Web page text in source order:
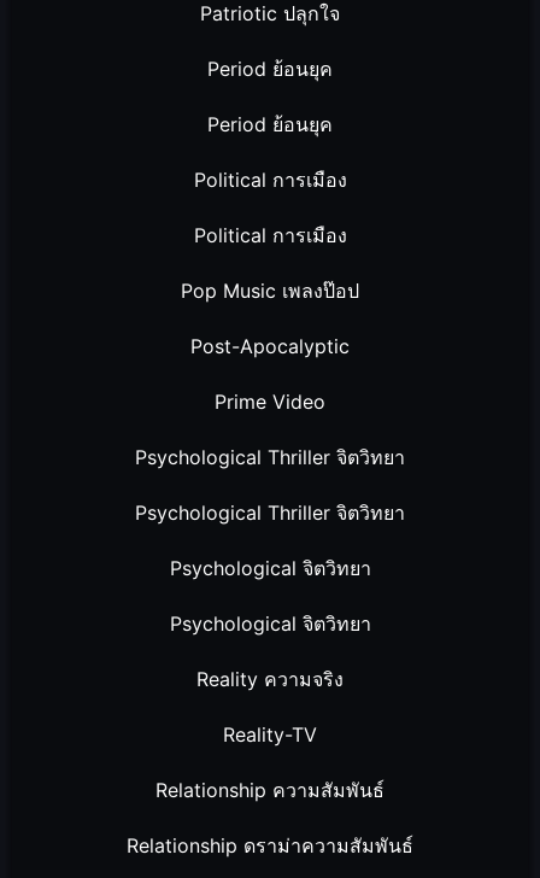
Patriotic ปลุกใจ
Period ย้อนยุค
Period ย้อนยุค
Political การเมือง
Political การเมือง
Pop Music เพลงป๊อป
Post-Apocalyptic
Prime Video
Psychological Thriller จิตวิทยา
Psychological Thriller จิตวิทยา
Psychological จิตวิทยา
Psychological จิตวิทยา
Reality ความจริง
Reality-TV
Relationship ความสัมพันธ์
Relationship ดราม่าความสัมพันธ์